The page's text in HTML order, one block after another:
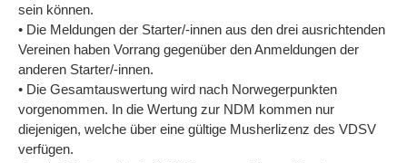
sein können.
• Die Meldungen der Starter/-innen aus den drei ausrichtenden
Vereinen haben Vorrang gegenüber den Anmeldungen der
anderen Starter/-innen.
• Die Gesamtauswertung wird nach Norwegerpunkten
vorgenommen. In die Wertung zur NDM kommen nur
diejenigen, welche über eine gültige Musherlizenz des VDSV
verfügen.